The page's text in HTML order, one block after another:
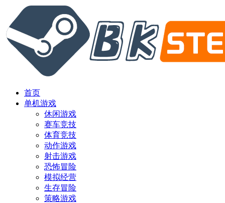
首页
单机游戏
休闲游戏
赛车竞技
体育竞技
动作游戏
射击游戏
恐怖冒险
模拟经营
生存冒险
策略游戏